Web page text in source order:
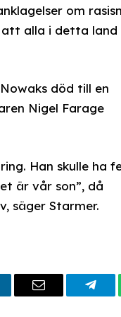
om
att alla i detta land
död till en
Nigel Farage
Han skulle ha
är vår son”, då
säger Starmer.
Email